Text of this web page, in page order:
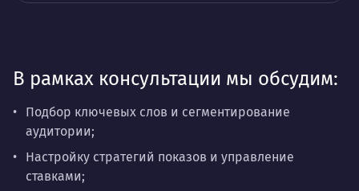
В рамках консультации мы обсудим:
Подбор ключевых слов и сегментирование
аудитории;
Настройку стратегий показов и управление
ставками;